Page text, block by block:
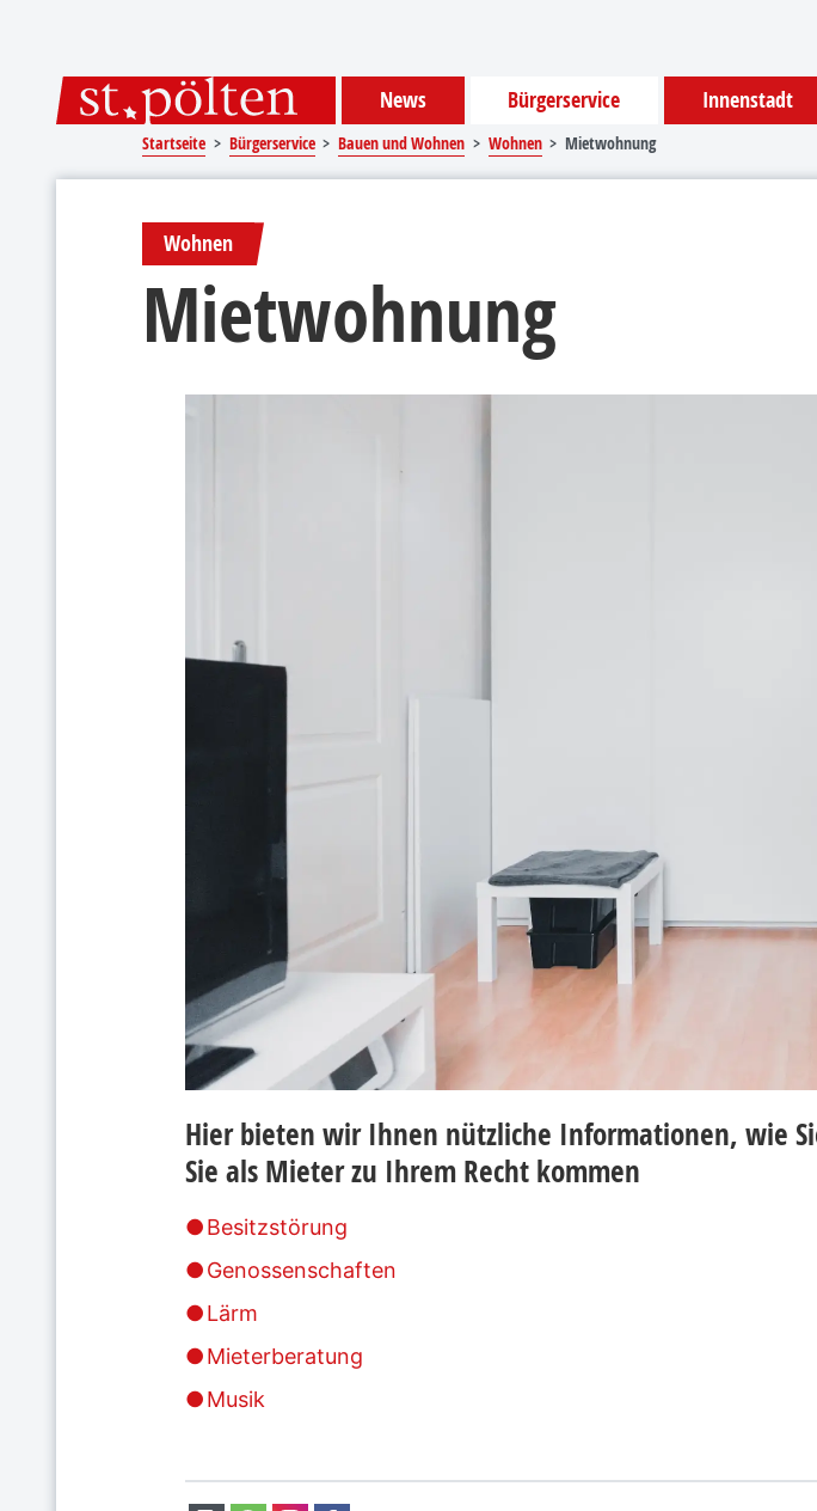
News Bürgerservice Innenstadt
Startseite Bürgerservice Bauen und Wohnen Wohnen Mietwohnung
Wohnen
Mietwohnung
Hier bieten wir Ihnen nützliche Informationen, wie
Sie als Mieter zu Ihrem Recht kommen
Besitzstörung
Genossenschaften
Lärm
Mieterberatung
Musik